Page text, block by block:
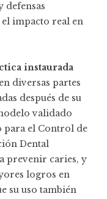
defensas
el impacto real en
instaurada
en diversas partes
después de su
validado
para el Control de
Dental
prevenir caries, y
logros en
su uso también